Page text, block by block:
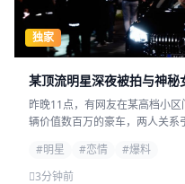
独家
某顶流明星深夜被拍与神秘
昨晚11点，有网友在某高档小
辆价值数百万的豪车，两人关系
#明星
#恋情
#爆料
3分钟前